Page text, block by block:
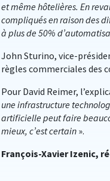
et même hôtelières. En
compliqués en raison des
à plus de 50%
John Sturino, vice-
règles commerciales des
Pour David Reimer,
une infrastructure
artificielle peut faire
mieux, c’est certain ».
François-Xavier Izenic,